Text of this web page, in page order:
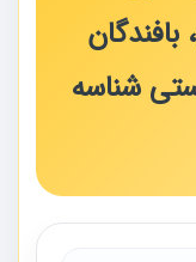
شناسه